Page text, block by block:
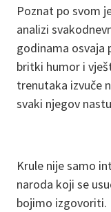
Poznat po svom
analizi
godinama osvaja
britki humor i
trenutaka izvuče
svaki njegov
Krule nije samo
naroda koji se
bojimo izgovoriti.